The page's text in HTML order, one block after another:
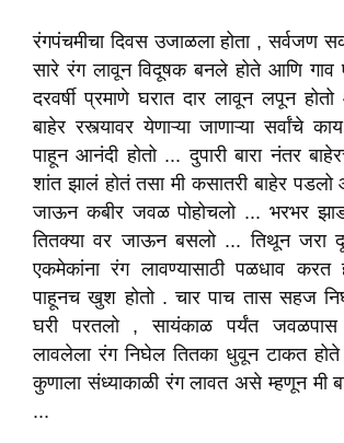
रंगपंचमीचा दिवस उजाळला होता , सर्वजण
सारे रंग लावून विदूषक बनले होते आणि
दरवर्षी प्रमाणे घरात दार लावून लपून
बाहेर रस्त्यावर येणाऱ्या जाणाऱ्या सर्वांचे
पाहून आनंदी होतो ... दुपारी बारा नंतर
शांत झालं होतं तसा मी कसातरी बाहेर
जाऊन कबीर जवळ पोहोचलो ... भरभर
तितक्या वर जाऊन बसलो ... तिथून जरा
एकमेकांना रंग लावण्यासाठी पळधाव करत
पाहूनच खुश होतो . चार पाच तास सहज
घरी परतलो , सायंकाळ पर्यंत
लावलेला रंग निघेल तितका धुवून टाकत
कुणाला संध्याकाळी रंग लावत असे म्हणून मी
...